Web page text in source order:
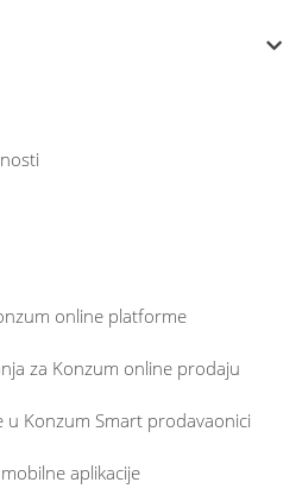
online platforme
za Konzum online prodaju
Konzum Smart prodavaonici
aplikacije